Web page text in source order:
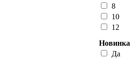
8
10
12
Новинка
Да